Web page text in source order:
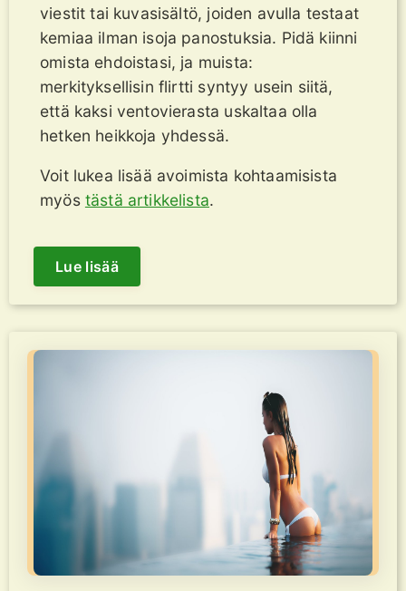
viestit tai kuvasisältö, joiden avulla testaat
kemiaa ilman isoja panostuksia. Pidä kiinni
omista ehdoistasi, ja muista:
merkityksellisin flirtti syntyy usein siitä,
että kaksi ventovierasta uskaltaa olla
hetken heikkoja yhdessä.
Voit lukea lisää avoimista kohtaamisista
myös tästä artikkelista.
Lue lisää